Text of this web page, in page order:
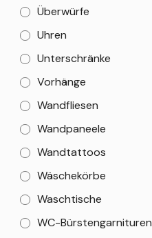
Überwürfe
Uhren
Unterschränke
Vorhänge
Wandfliesen
Wandpaneele
Wandtattoos
Wäschekörbe
Waschtische
WC-Bürstengarnituren